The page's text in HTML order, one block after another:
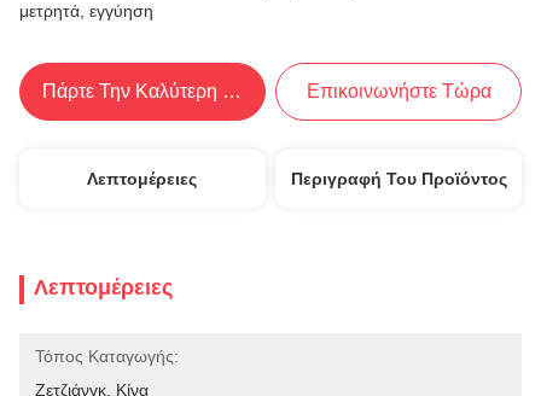
μετρητά, εγγύηση
Πάρτε Την Καλύτερη Τιμή Επικοινωνήστε Τώρα
Λεπτομέρειες Περιγραφή Του Προϊόντος
Λεπτομέρειες
Τόπος Καταγωγής:
Ζετζιάνγκ, Κίνα